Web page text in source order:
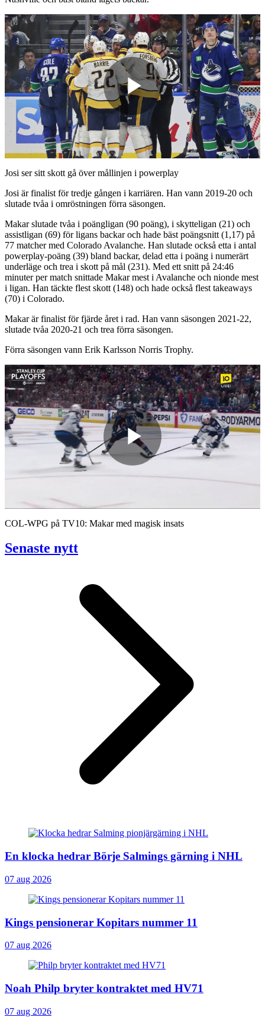
Play
Video
Josi ser sitt skott gå över mållinjen i powerplay
Josi är finalist för tredje gången i karriären. Han vann 2019-20 och
slutade tvåa i omröstningen förra säsongen.
Makar slutade tvåa i poängligan (90 poäng), i skytteligan (21) och
assistligan (69) för ligans backar och hade bäst poängsnitt (1,17) på
77 matcher med Colorado Avalanche. Han slutade också etta i antal
powerplay-poäng (39) bland backar, delad etta i poäng i numerärt
underläge och trea i skott på mål (231). Med ett snitt på 24:46
minuter per match snittade Makar mest i Avalanche och nionde mest
i ligan. Han täckte flest skott (148) och hade också flest takeaways
(70) i Colorado.
Makar är finalist för fjärde året i rad. Han vann säsongen 2021-22,
slutade tvåa 2020-21 och trea förra säsongen.
Förra säsongen vann Erik Karlsson Norris Trophy.
Play
Video
COL-WPG på TV10: Makar med magisk insats
Senaste nytt
En klocka hedrar Börje Salmings gärning i NHL
07 aug 2026
Kings pensionerar Kopitars nummer 11
07 aug 2026
Noah Philp bryter kontraktet med HV71
07 aug 2026